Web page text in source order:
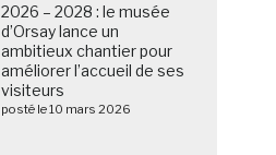
2026 – 2028 : le musée
d’Orsay lance un
ambitieux chantier pour
améliorer l’accueil de ses
visiteurs
posté le 10 mars 2026